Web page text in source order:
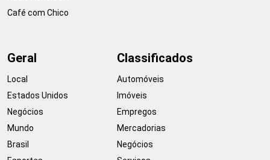
Café com Chico
Geral
Local
Estados Unidos
Negócios
Mundo
Brasil
Classificados
Automóveis
Imóveis
Empregos
Mercadorias
Negócios